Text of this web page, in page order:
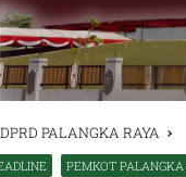
DPRD PALANGKA RAYA
PEMKOT